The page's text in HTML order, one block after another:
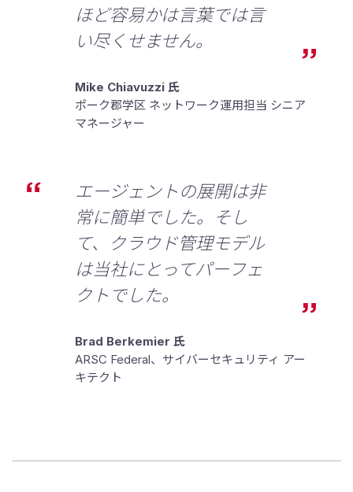
ほど容易かは言葉では言
い尽くせません。
Mike Chiavuzzi 氏
ポーク郡学区 ネットワーク運用担当 シニア
マネージャー
エージェントの展開は非
常に簡単でした。そし
て、クラウド管理モデル
は当社にとってパーフェ
クトでした。
Brad Berkemier 氏
ARSC Federal、サイバーセキュリティ アー
キテクト